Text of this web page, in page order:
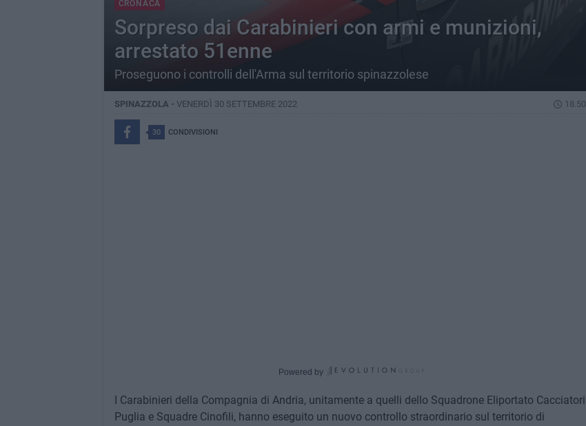
CRONACA
Sorpreso dai Carabinieri con armi e munizioni,
arrestato 51enne
Proseguono i controlli dell'Arma sul territorio spinazzolese
SPINAZZOLA - VENERDÌ 30 SETTEMBRE 2022 18.50
30 CONDIVISIONI
Powered by
I Carabinieri della Compagnia di Andria, unitamente a quelli dello Squadrone Eliportato Cacciatori
Puglia e Squadre Cinofili, hanno eseguito un nuovo controllo straordinario sul territorio di